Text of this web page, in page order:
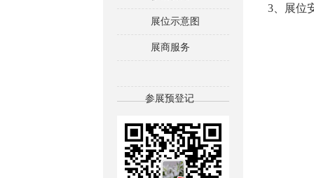
展位示意图
展商服务
参展预登记
3、展位